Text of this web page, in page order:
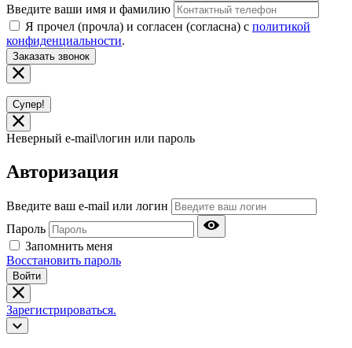
Введите ваши имя и фамилию
Я прочел (прочла) и согласен (согласна) с политикой
конфиденциальности.
Заказать звонок
Супер!
Неверный e-mail\логин или пароль
Авторизация
Введите ваш e-mail или логин
Пароль
Запомнить меня
Восстановить пароль
Войти
Зарегистрироваться.